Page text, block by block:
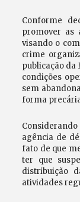
Conforme
promover as
visando o
crime
publicação da
condições
sem
forma
agência de
fato de que
ter que
distribuição
atividades